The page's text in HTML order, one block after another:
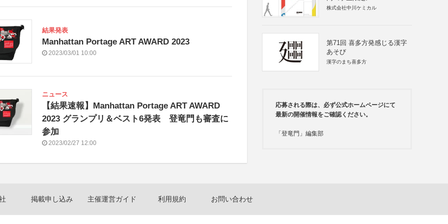
結果発表
Manhattan Portage ART AWARD 2023
2023/03/01 10:00
ニュース
【結果速報】Manhattan Portage ART AWARD
2023 グランプリ＆ベスト6発表 登竜門も審査に
参加
2023/02/27 12:00
株式会社中川ケミカル
第71回 喜多方発感じる漢字
あそび
漢字のまち喜多方
応募される際は、必ず公式ホームページにて
最新の開催情報をご確認ください。
「登竜門」編集部
掲載申し込み 主催運営ガイド 利用規約 お問い合わせ